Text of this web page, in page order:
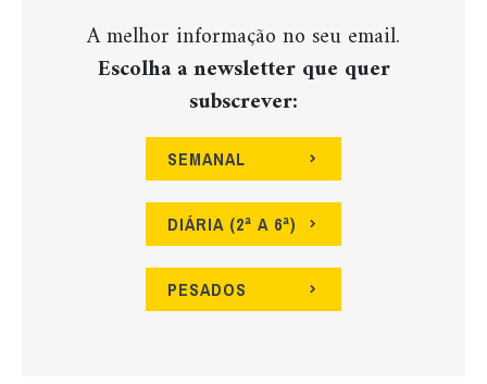
A melhor informação no seu email.
Escolha a newsletter que quer
subscrever:
SEMANAL
DIÁRIA (2ª A 6ª)
PESADOS